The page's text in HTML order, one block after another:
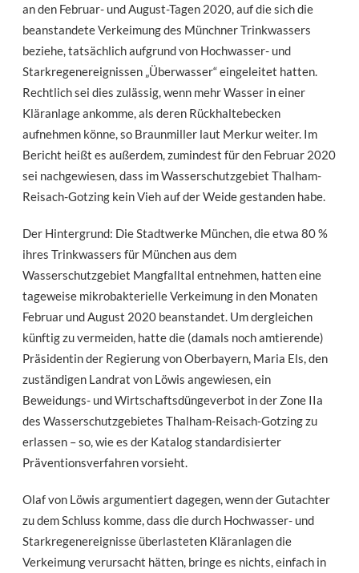
an den Februar- und August-Tagen 2020, auf die sich die
beanstandete Verkeimung des Münchner Trinkwassers
beziehe, tatsächlich aufgrund von Hochwasser- und
Starkregenereignissen „Überwasser“ eingeleitet hatten.
Rechtlich sei dies zulässig, wenn mehr Wasser in einer
Kläranlage ankomme, als deren Rückhaltebecken
aufnehmen könne, so Braunmiller laut Merkur weiter. Im
Bericht heißt es außerdem, zumindest für den Februar 2020
sei nachgewiesen, dass im Wasserschutzgebiet Thalham-
Reisach-Gotzing kein Vieh auf der Weide gestanden habe.
Der Hintergrund: Die Stadtwerke München, die etwa 80 %
ihres Trinkwassers für München aus dem
Wasserschutzgebiet Mangfalltal entnehmen, hatten eine
tageweise mikrobakterielle Verkeimung in den Monaten
Februar und August 2020 beanstandet. Um dergleichen
künftig zu vermeiden, hatte die (damals noch amtierende)
Präsidentin der Regierung von Oberbayern, Maria Els, den
zuständigen Landrat von Löwis angewiesen, ein
Beweidungs- und Wirtschaftsdüngeverbot in der Zone IIa
des Wasserschutzgebietes Thalham-Reisach-Gotzing zu
erlassen – so, wie es der Katalog standardisierter
Präventionsverfahren vorsieht.
Olaf von Löwis argumentiert dagegen, wenn der Gutachter
zu dem Schluss komme, dass die durch Hochwasser- und
Starkregenereignisse überlasteten Kläranlagen die
Verkeimung verursacht hätten, bringe es nichts, einfach in